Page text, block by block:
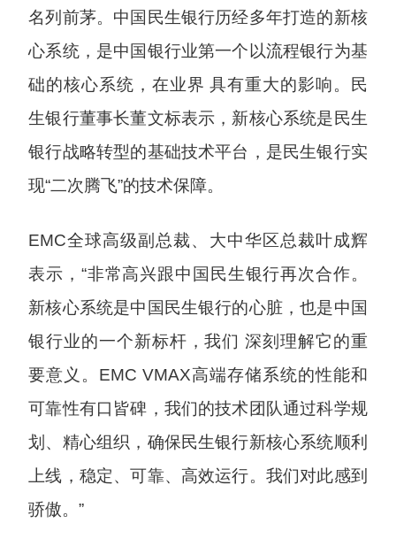
名列前茅。中国民生银行历经多年打造的新核
心系统，是中国银行业第一个以流程银行为基
础的核心系统，在业界 具有重大的影响。民
生银行董事长董文标表示，新核心系统是民生
银行战略转型的基础技术平台，是民生银行实
现“二次腾飞”的技术保障。
EMC全球高级副总裁、大中华区总裁叶成辉
表示，“非常高兴跟中国民生银行再次合作。
新核心系统是中国民生银行的心脏，也是中国
银行业的一个新标杆，我们 深刻理解它的重
要意义。EMC VMAX高端存储系统的性能和
可靠性有口皆碑，我们的技术团队通过科学规
划、精心组织，确保民生银行新核心系统顺利
上线，稳定、可靠、高效运行。我们对此感到
骄傲。”